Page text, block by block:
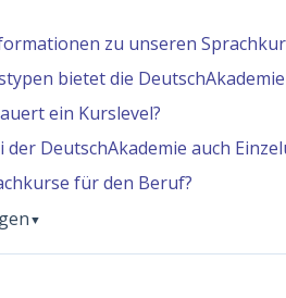
zu unseren
bietet die DeutschAkademie
ein Kurslevel?
der DeutschAkademie auch
für den Beruf?
▼